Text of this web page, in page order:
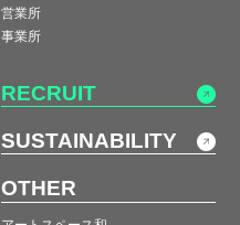
営業所
事業所
RECRUIT
SUSTAINABILITY
OTHER